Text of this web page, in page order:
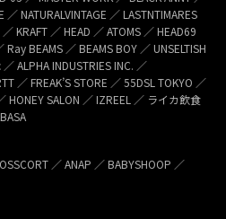
NATURALVINTAGE ／ LASTNTIMARES
KRAFT ／ HEAD ／ ATOMS ／ HEAD69
BEAMS ／ BEAMS BOY ／ UNSELTISH
ALPHA INDUSTRIES INC. ／
／ FREAK’S STORE ／ 55DSL TOKYO ／
HONEY SALON ／ IZREEL ／ ライカ飲食
／ ANAP ／ BABYSHOOP ／